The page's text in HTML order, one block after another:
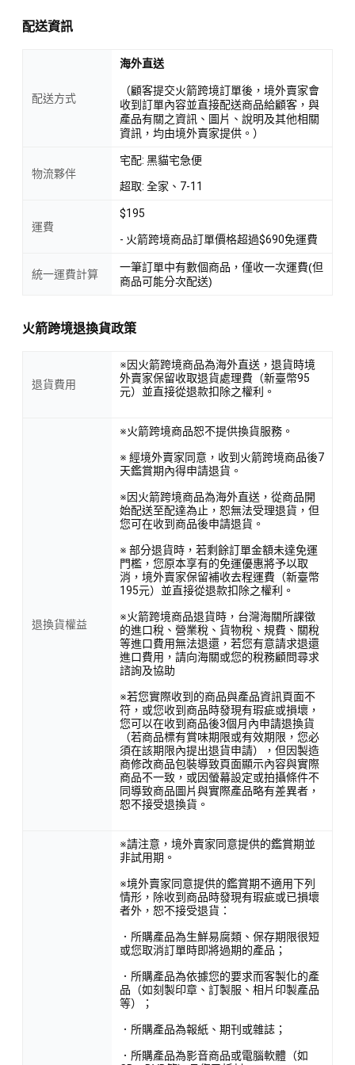
配送資訊
配送方式
海外直送
（顧客提交火箭跨境訂單後，境外賣家會
收到訂單內容並直接配送商品給顧客，與
產品有關之資訊、圖片、說明及其他相關
資訊，均由境外賣家提供。）
物流夥伴
宅配: 黑貓宅急便
超取: 全家、7-11
運費
$195
- 火箭跨境商品訂單價格超過$690免運費
統一運費計算
一筆訂單中有數個商品，僅收一次運費(但
商品可能分次配送)
火箭跨境退換貨政策
退貨費用
※因火箭跨境商品為海外直送，退貨時境
外賣家保留收取退貨處理費（新臺幣95
元）並直接從退款扣除之權利。
退換貨權益
※火箭跨境商品恕不提供換貨服務。
※ 經境外賣家同意，收到火箭跨境商品後7
天鑑賞期內得申請退貨。
※因火箭跨境商品為海外直送，從商品開
始配送至配達為止，恕無法受理退貨，但
您可在收到商品後申請退貨。
※ 部分退貨時，若剩餘訂單金額未達免運
門檻，您原本享有的免運優惠將予以取
消，境外賣家保留補收去程運費（新臺幣
195元）並直接從退款扣除之權利。
※火箭跨境商品退貨時，台灣海關所課徵
的進口稅、營業稅、貨物稅、規費、關稅
等進口費用無法退還，若您有意請求退還
進口費用，請向海關或您的稅務顧問尋求
諮詢及協助
※若您實際收到的商品與產品資訊頁面不
符，或您收到商品時發現有瑕疵或損壞，
您可以在收到商品後3個月內申請退換貨
（若商品標有賞味期限或有效期限，您必
須在該期限內提出退貨申請），但因製造
商修改商品包裝導致頁面顯示內容與實際
商品不一致，或因螢幕設定或拍攝條件不
同導致商品圖片與實際產品略有差異者，
恕不接受退換貨。
※請注意，境外賣家同意提供的鑑賞期並
非試用期。
※境外賣家同意提供的鑑賞期不適用下列
情形，除收到商品時發現有瑕疵或已損壞
者外，恕不接受退貨：
．所購產品為生鮮易腐類、保存期限很短
或您取消訂單時即將過期的產品；
．所購產品為依據您的要求而客製化的產
品（如刻製印章、訂製服、相片印製產品
等）；
．所購產品為報紙、期刊或雜誌；
．所購產品為影音商品或電腦軟體（如